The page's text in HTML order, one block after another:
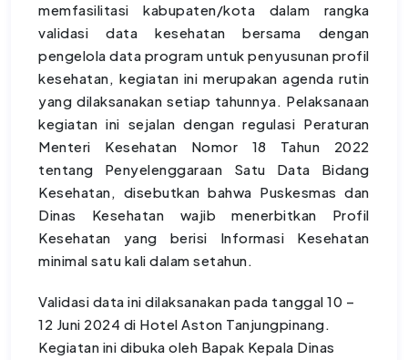
memfasilitasi kabupaten/kota dalam rangka
validasi data kesehatan bersama dengan
pengelola data program untuk penyusunan profil
kesehatan, kegiatan ini merupakan agenda rutin
yang dilaksanakan setiap tahunnya. Pelaksanaan
kegiatan ini sejalan dengan regulasi Peraturan
Menteri Kesehatan Nomor 18 Tahun 2022
tentang Penyelenggaraan Satu Data Bidang
Kesehatan, disebutkan bahwa Puskesmas dan
Dinas Kesehatan wajib menerbitkan Profil
Kesehatan yang berisi Informasi Kesehatan
minimal satu kali dalam setahun.
Validasi data ini dilaksanakan pada tanggal 10 –
12 Juni 2024 di Hotel Aston Tanjungpinang.
Kegiatan ini dibuka oleh Bapak Kepala Dinas